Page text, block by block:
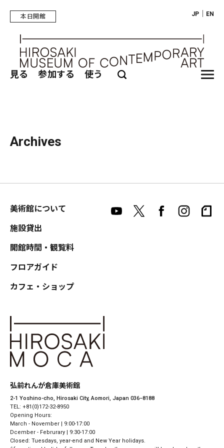
本日開館 JP｜ EN
見る 参加する 使う
Archives
美術館について
施設貸出
開館時間・観覧料
フロアガイド
カフェ・ショップ
弘前れんが倉庫美術館
2-1 Yoshino-cho, Hirosaki City, Aomori, Japan 036−8188
TEL: +81(0)172-32-8950
Opening Hours:
March - November | 9:00-17:00
Dcember - Februrary | 9:30-17:00
Closed: Tuesdays, year-end and New Year holidays.